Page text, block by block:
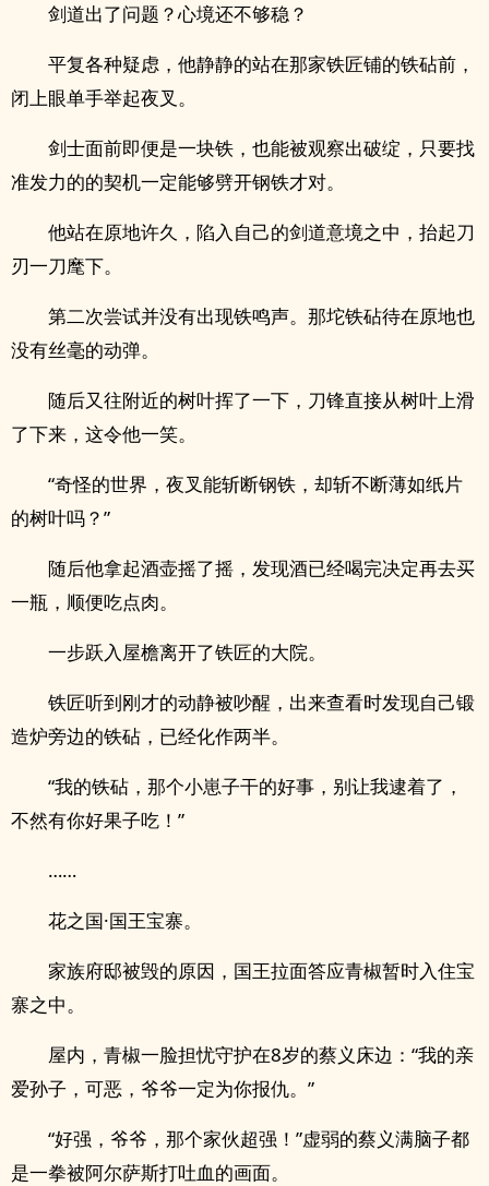
剑道出了问题？心境还不够稳？
平复各种疑虑，他静静的站在那家铁匠铺的铁砧前，
闭上眼单手举起夜叉。
剑士面前即便是一块铁，也能被观察出破绽，只要找
准发力的的契机一定能够劈开钢铁才对。
他站在原地许久，陷入自己的剑道意境之中，抬起刀
刃一刀麾下。
第二次尝试并没有出现铁鸣声。那坨铁砧待在原地也
没有丝毫的动弹。
随后又往附近的树叶挥了一下，刀锋直接从树叶上滑
了下来，这令他一笑。
“奇怪的世界，夜叉能斩断钢铁，却斩不断薄如纸片
的树叶吗？”
随后他拿起酒壶摇了摇，发现酒已经喝完决定再去买
一瓶，顺便吃点肉。
一步跃入屋檐离开了铁匠的大院。
铁匠听到刚才的动静被吵醒，出来查看时发现自己锻
造炉旁边的铁砧，已经化作两半。
“我的铁砧，那个小崽子干的好事，别让我逮着了，
不然有你好果子吃！”
……
花之国·国王宝寨。
家族府邸被毁的原因，国王拉面答应青椒暂时入住宝
寨之中。
屋内，青椒一脸担忧守护在8岁的蔡义床边：“我的亲
爱孙子，可恶，爷爷一定为你报仇。”
“好强，爷爷，那个家伙超强！”虚弱的蔡义满脑子都
是一拳被阿尔萨斯打吐血的画面。